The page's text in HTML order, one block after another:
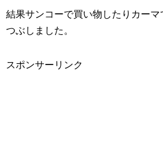
結果サンコーで買い物したりカー
つぶしました。
スポンサーリンク